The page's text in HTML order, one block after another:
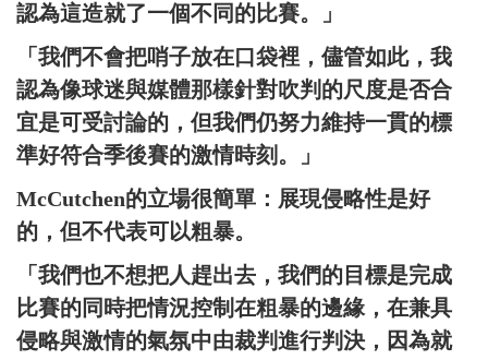
認為這造就了一個不同的比賽。」
「我們不會把哨子放在口袋裡，儘管如此，我
認為像球迷與媒體那樣針對吹判的尺度是否合
宜是可受討論的，但我們仍努力維持一貫的標
準好符合季後賽的激情時刻。」
McCutchen的立場很簡單：展現侵略性是好
的，但不代表可以粗暴。
「我們也不想把人趕出去，我們的目標是完成
比賽的同時把情況控制在粗暴的邊緣，在兼具
侵略與激情的氣氛中由裁判進行判決，因為就